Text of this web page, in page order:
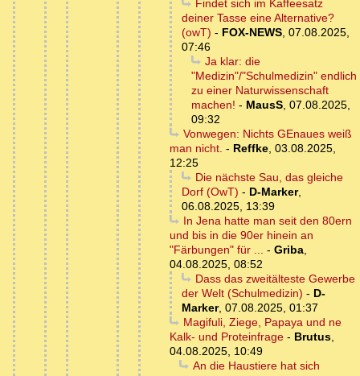
Findet sich im Kaffeesatz
deiner Tasse eine Alternative?
(owT) - FOX-NEWS, 07.08.2025,
07:46
Ja klar: die
"Medizin"/"Schulmedizin" endlich
zu einer Naturwissenschaft
machen! - MausS, 07.08.2025,
09:32
Vonwegen: Nichts GEnaues weiß
man nicht. - Reffke, 03.08.2025,
12:25
Die nächste Sau, das gleiche
Dorf (OwT) - D-Marker,
06.08.2025, 13:39
In Jena hatte man seit den 80ern
und bis in die 90er hinein an
"Färbungen" für ... - Griba,
04.08.2025, 08:52
Dass das zweitälteste Gewerbe
der Welt (Schulmedizin) - D-
Marker, 07.08.2025, 01:37
Magifuli, Ziege, Papaya und ne
Kalk- und Proteinfrage - Brutus,
04.08.2025, 10:49
An die Haustiere hat sich